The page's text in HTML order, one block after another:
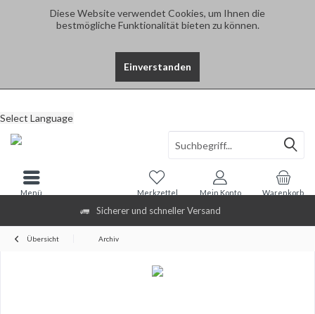
Diese Website verwendet Cookies, um Ihnen die
bestmögliche Funktionalität bieten zu können.
Einverstanden
Sicherer und schneller Versand
Select Language
Warenkorb
Merkzettel Mein Konto
Menü
Übersicht Archiv